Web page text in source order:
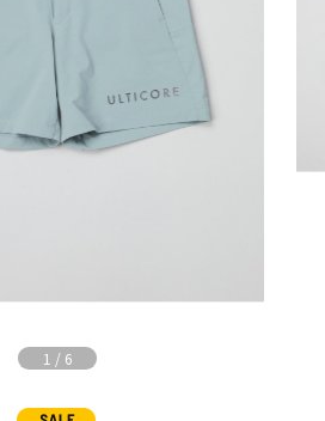
1 / 6